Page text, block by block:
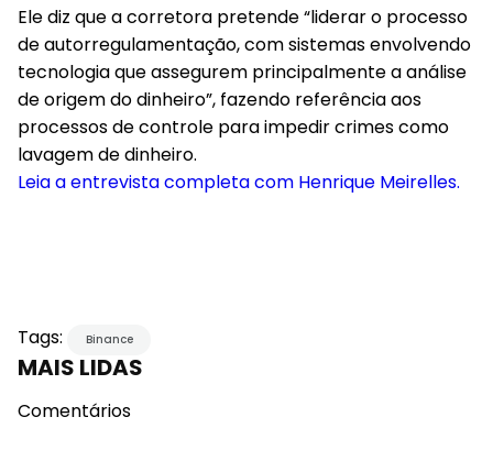
Ele diz que a corretora pretende “liderar o processo
de autorregulamentação, com sistemas envolvendo
tecnologia que assegurem principalmente a análise
de origem do dinheiro”, fazendo referência aos
processos de controle para impedir crimes como
lavagem de dinheiro.
Leia a entrevista completa com Henrique Meirelles.
Tags: Binance
MAIS LIDAS
Comentários